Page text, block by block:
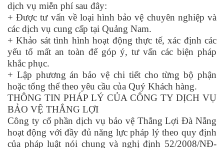
dịch vụ miễn phí sau đây:
+ Được tư vấn về loại hình bảo vệ chuyên nghiệp và
các dịch vụ cung cấp tại Quảng Nam.
+ Khảo sát tình hình hoạt động thực tế, xác định các
yếu tố mất an toàn để góp ý, tư vấn các biện pháp
khắc phục.
+ Lập phương án bảo vệ chi tiết cho từng bộ phận
hoặc tổng thể theo yêu cầu của Quý Khách hàng.
THÔNG TIN PHÁP LÝ CỦA CÔNG TY DỊCH VỤ
BẢO VỆ THẮNG LỢI
Công ty cổ phần dịch vụ bảo vệ Thắng Lợi Đà Nẵng
hoạt động với đầy đủ năng lực pháp lý theo quy định
của pháp luật nói chung và nghị định 52/2008/NĐ-